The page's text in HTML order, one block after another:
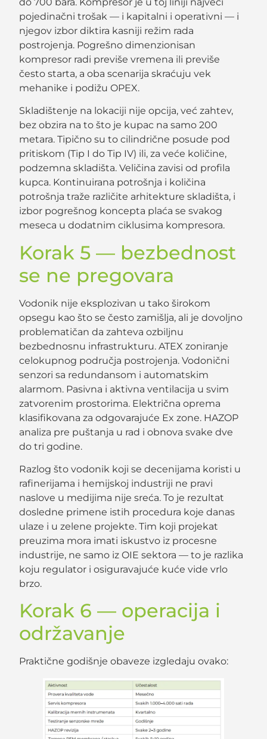
pojedinačni trošak — i kapitalni i operativni — i
njegov izbor diktira kasniji režim rada
postrojenja. Pogrešno dimenzionisan
kompresor radi previše vremena ili previše
često starta, a oba scenarija skraćuju vek
mehanike i podižu OPEX.
Skladištenje na lokaciji nije opcija, već zahtev,
bez obzira na to što je kupac na samo 200
metara. Tipično su to cilindrične posude pod
pritiskom (Tip I do Tip IV) ili, za veće količine,
podzemna skladišta. Veličina zavisi od profila
kupca. Kontinuirana potrošnja i količina
potrošnja traže različite arhitekture skladišta, i
izbor pogrešnog koncepta plaća se svakog
meseca u dodatnim ciklusima kompresora.
Korak 5 — bezbednost
se ne pregovara
Vodonik nije eksplozivan u tako širokom
opsegu kao što se često zamišlja, ali je dovoljno
problematičan da zahteva ozbiljnu
bezbednosnu infrastrukturu. ATEX zoniranje
celokupnog područja postrojenja. Vodonični
senzori sa redundansom i automatskim
alarmom. Pasivna i aktivna ventilacija u svim
zatvorenim prostorima. Električna oprema
klasifikovana za odgovarajuće Ex zone. HAZOP
analiza pre puštanja u rad i obnova svake dve
do tri godine.
Razlog što vodonik koji se decenijama koristi u
rafinerijama i hemijskoj industriji ne pravi
naslove u medijima nije sreća. To je rezultat
dosledne primene istih procedura koje danas
ulaze i u zelene projekte. Tim koji projekat
preuzima mora imati iskustvo iz procesne
industrije, ne samo iz OIE sektora — to je razlika
koju regulator i osiguravajuće kuće vide vrlo
brzo.
Korak 6 — operacija i
održavanje
Praktične godišnje obaveze izgledaju ovako: